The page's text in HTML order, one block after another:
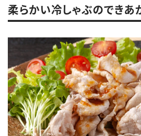
柔らかい冷しゃぶのできあ